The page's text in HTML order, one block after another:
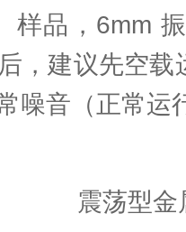
样品，6mm
，建议先空
噪音（正常运